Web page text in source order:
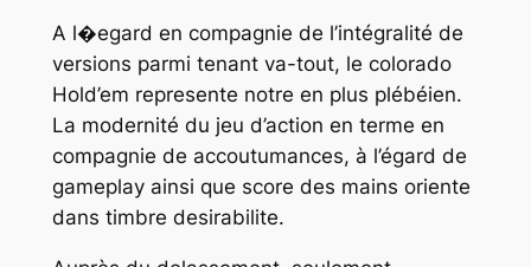
A l�egard en compagnie de l’intégralité de
versions parmi tenant va-tout, le colorado
Hold’em represente notre en plus plébéien.
La modernité du jeu d’action en terme en
compagnie de accoutumances, à l’égard de
gameplay ainsi que score des mains oriente
dans timbre desirabilite.